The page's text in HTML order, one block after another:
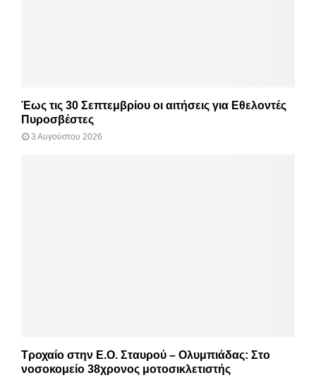
Έως τις 30 Σεπτεμβρίου οι αιτήσεις για Εθελοντές
Πυροσβέστες
3 Αυγούστου 2026
Τροχαίο στην Ε.Ο. Σταυρού – Ολυμπιάδας: Στο
νοσοκομείο 38χρονος μοτοσικλετιστής